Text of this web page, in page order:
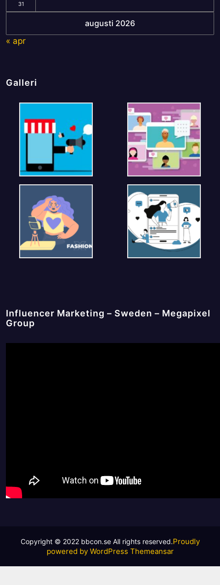
augusti 2026
31
« apr
Galleri
Influencer Marketing – Sweden – Megapixel
Group
Proudly
powered by WordPress Themeansar